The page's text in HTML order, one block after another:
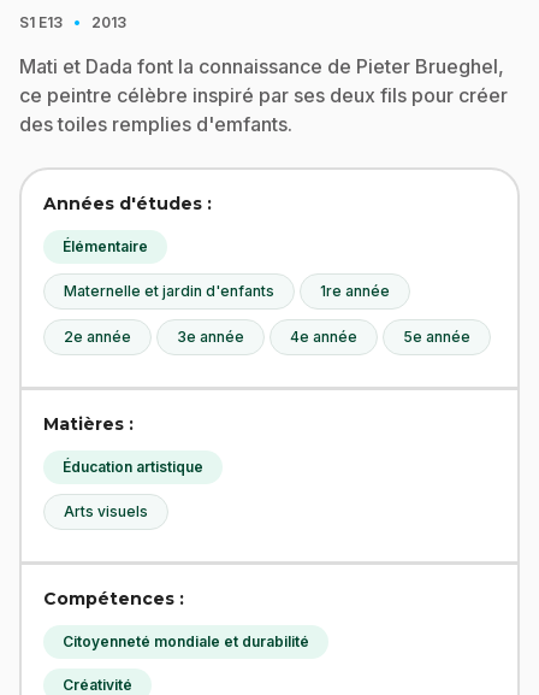
S1 E13 · 2013
Mati et Dada font la connaissance de Pieter Brueghel,
ce peintre célèbre inspiré par ses deux fils pour créer
des toiles remplies d'emfants.
Années d'études :
Élémentaire
Maternelle et jardin d'enfants 1re année
2e année 3e année 4e année 5e année
Matières :
Éducation artistique
Arts visuels
Compétences :
Citoyenneté mondiale et durabilité
Créativité